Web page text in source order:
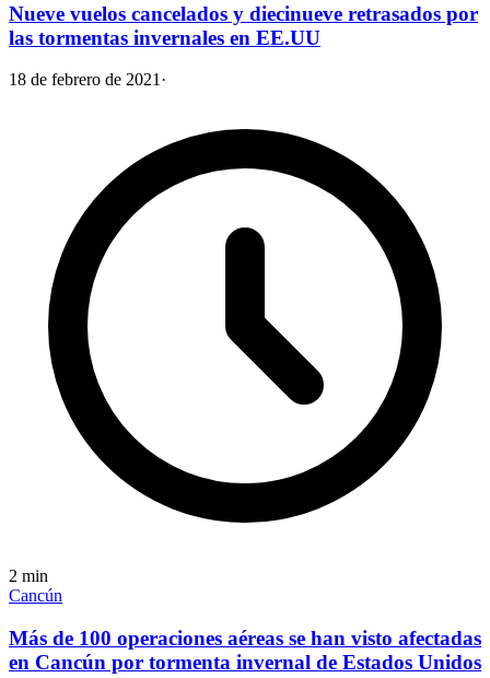
Nueve vuelos cancelados y diecinueve retrasados por
las tormentas invernales en EE.UU
18 de febrero de 2021 ·
2 min
Cancún
Más de 100 operaciones aéreas se han visto afectadas
en Cancún por tormenta invernal de Estados Unidos